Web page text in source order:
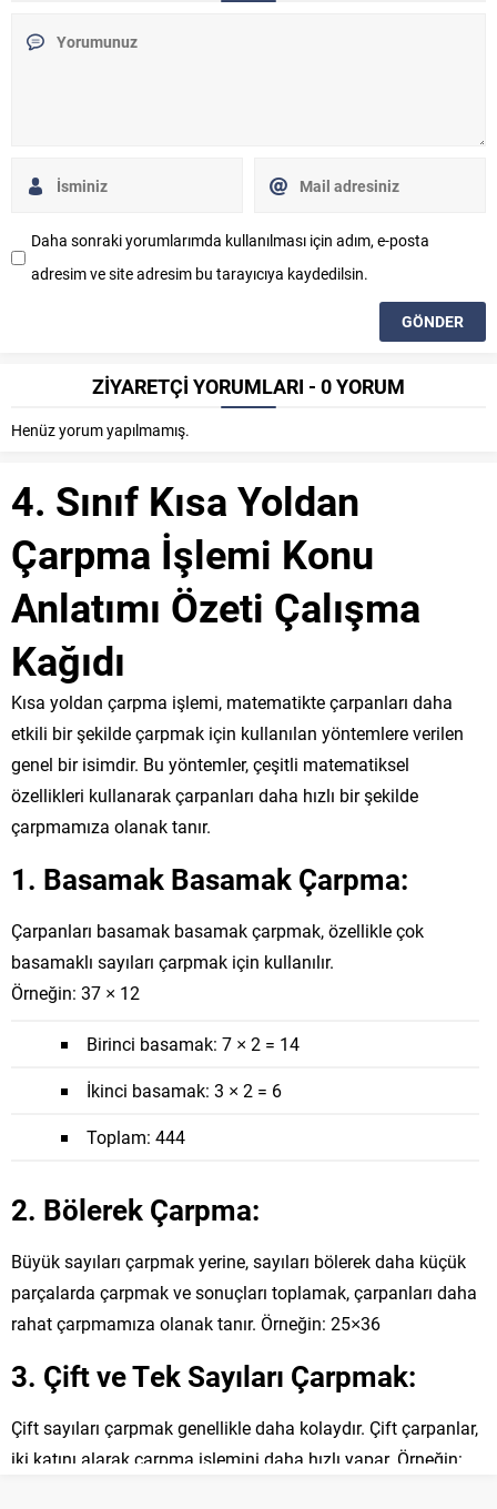
Daha sonraki yorumlarımda kullanılması için adım, e-posta
adresim ve site adresim bu tarayıcıya kaydedilsin.
ZİYARETÇİ YORUMLARI - 0 YORUM
Henüz yorum yapılmamış.
4. Sınıf Kısa Yoldan
Çarpma İşlemi Konu
Anlatımı Özeti Çalışma
Kağıdı
Kısa yoldan çarpma işlemi, matematikte çarpanları daha
etkili bir şekilde çarpmak için kullanılan yöntemlere verilen
genel bir isimdir. Bu yöntemler, çeşitli matematiksel
özellikleri kullanarak çarpanları daha hızlı bir şekilde
çarpmamıza olanak tanır.
1. Basamak Basamak Çarpma:
Çarpanları basamak basamak çarpmak, özellikle çok
basamaklı sayıları çarpmak için kullanılır.
Örneğin: 37 × 12
Birinci basamak: 7 × 2 = 14
İkinci basamak: 3 × 2 = 6
Toplam: 444
2. Bölerek Çarpma:
Büyük sayıları çarpmak yerine, sayıları bölerek daha küçük
parçalarda çarpmak ve sonuçları toplamak, çarpanları daha
rahat çarpmamıza olanak tanır. Örneğin: 25×36
3. Çift ve Tek Sayıları Çarpmak:
Çift sayıları çarpmak genellikle daha kolaydır. Çift çarpanlar,
iki katını alarak çarpma işlemini daha hızlı yapar. Örneğin: